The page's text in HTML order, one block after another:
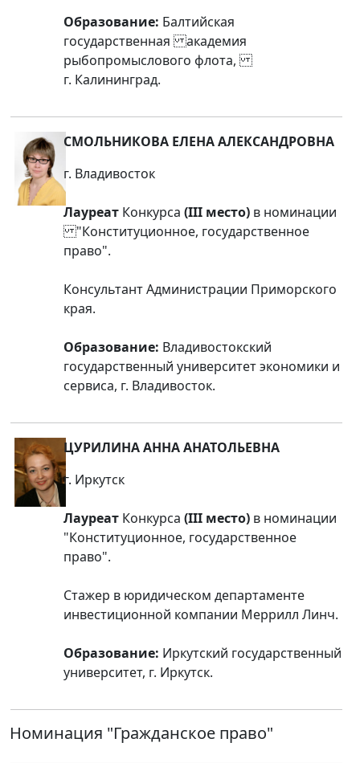
Образование: Балтийская
государственная академия
рыбопромыслового флота,
г. Калининград.
СМОЛЬНИКОВА ЕЛЕНА АЛЕКСАНДРОВНА
г. Владивосток
Лауреат Конкурса (III место) в номинации
"Конституционное, государственное
право".
Консультант Администрации Приморского
края.
Образование: Владивостокский
государственный университет экономики и
сервиса, г. Владивосток.
ЦУРИЛИНА АННА АНАТОЛЬЕВНА
г. Иркутск
Лауреат Конкурса (III место) в номинации
"Конституционное, государственное
право".
Стажер в юридическом департаменте
инвестиционной компании Меррилл Линч.
Образование: Иркутский государственный
университет, г. Иркутск.
Номинация "Гражданское право"